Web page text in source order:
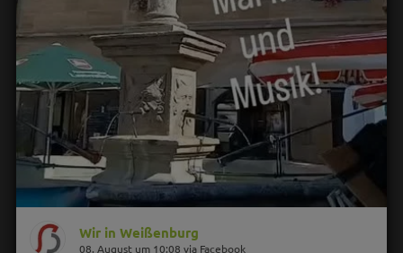
Wir in Weißenburg
08. August um 10:08 via Facebook